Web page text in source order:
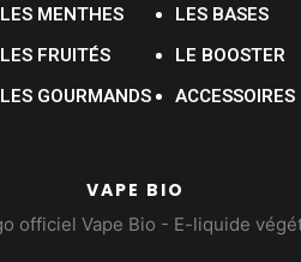
LES MENTHES
LES FRUITÉS
LES GOURMANDS
LES BASES
LE BOOSTER
ACCESSOIRES
VAPE BIO